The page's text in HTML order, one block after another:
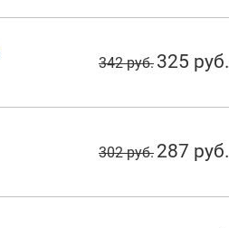
342 руб. 325 руб.
302 руб. 287 руб.